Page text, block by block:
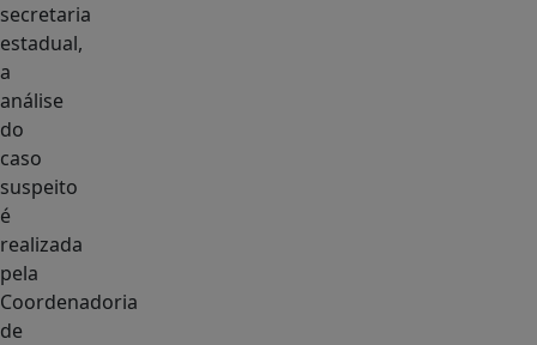
secretaria
estadual,
a
análise
do
caso
suspeito
é
realizada
pela
Coordenadoria
de